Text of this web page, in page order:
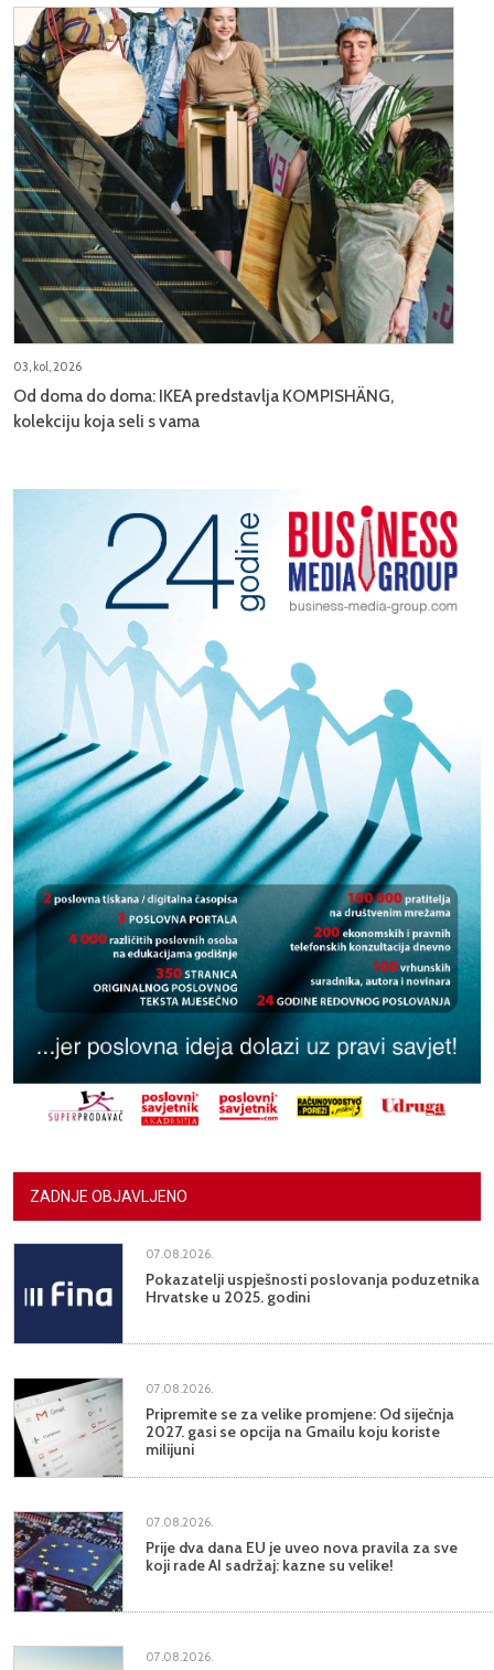
03, kol, 2026
Od doma do doma: IKEA predstavlja KOMPISHÄNG,
kolekciju koja seli s vama
ZADNJE OBJAVLJENO
07.08.2026.
Pokazatelji uspješnosti poslovanja poduzetnika
Hrvatske u 2025. godini
07.08.2026.
Pripremite se za velike promjene: Od siječnja
2027. gasi se opcija na Gmailu koju koriste
milijuni
07.08.2026.
Prije dva dana EU je uveo nova pravila za sve
koji rade AI sadržaj: kazne su velike!
07.08.2026.